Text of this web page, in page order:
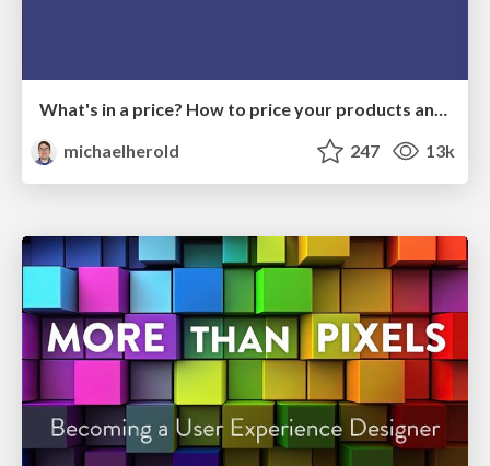
What's in a price? How to price your products and services
michaelherold
247 13k